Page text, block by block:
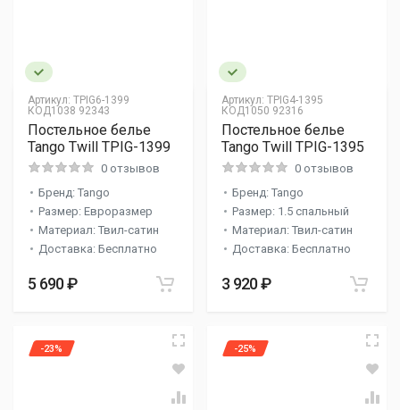
Артикул: TPIG6-1399
КОД1038 92343
Постельное белье
Tango Twill TPIG-1399
0 отзывов
Бренд: Tango
Размер: Евроразмер
Материал: Твил-сатин
Доставка: Бесплатно
5 690 ₽
Артикул: TPIG4-1395
КОД1050 92316
Постельное белье
Tango Twill TPIG-1395
0 отзывов
Бренд: Tango
Размер: 1.5 спальный
Материал: Твил-сатин
Доставка: Бесплатно
3 920 ₽
-23% -25%